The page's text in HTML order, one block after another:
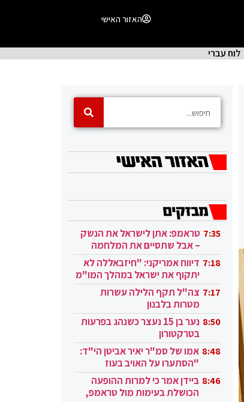
האזור האישי
לוח עברי
7:35 טראמפ: אתן לישראל את הנשק
– אבל שתסיים את המלחמה
בעזה 7:18 דיווח אמריקני: "חיזבאללה לא
יתקוף את ישראל במהלך המו"מ
בקטאר" 7:17 צה"ל תקף הלילה עשרות
מטרות בלבנון
8:50
נער בן 15 נעצר כשנהג בפרעות
בטרקטורון
8:48 אמו של סמ"ר יאיר אביטן הי"ד:
"הסתערו על האויב בעוז
ובגבורה" 8:46 ביידן אמר כי למרות ההופעה
הכושלת בעימות מול טראמפ,